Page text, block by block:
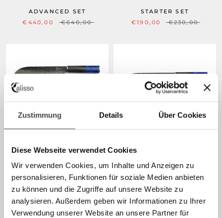
Zustimmung Details Über Cookies
Diese Webseite verwendet Cookies
Wir verwenden Cookies, um Inhalte und Anzeigen zu
personalisieren, Funktionen für soziale Medien anbieten
zu können und die Zugriffe auf unsere Website zu
analysieren. Außerdem geben wir Informationen zu Ihrer
Verwendung unserer Website an unsere Partner für
ADVANCED SET
€440,00
€640,00
STARTER SET
€190,00
€230,00